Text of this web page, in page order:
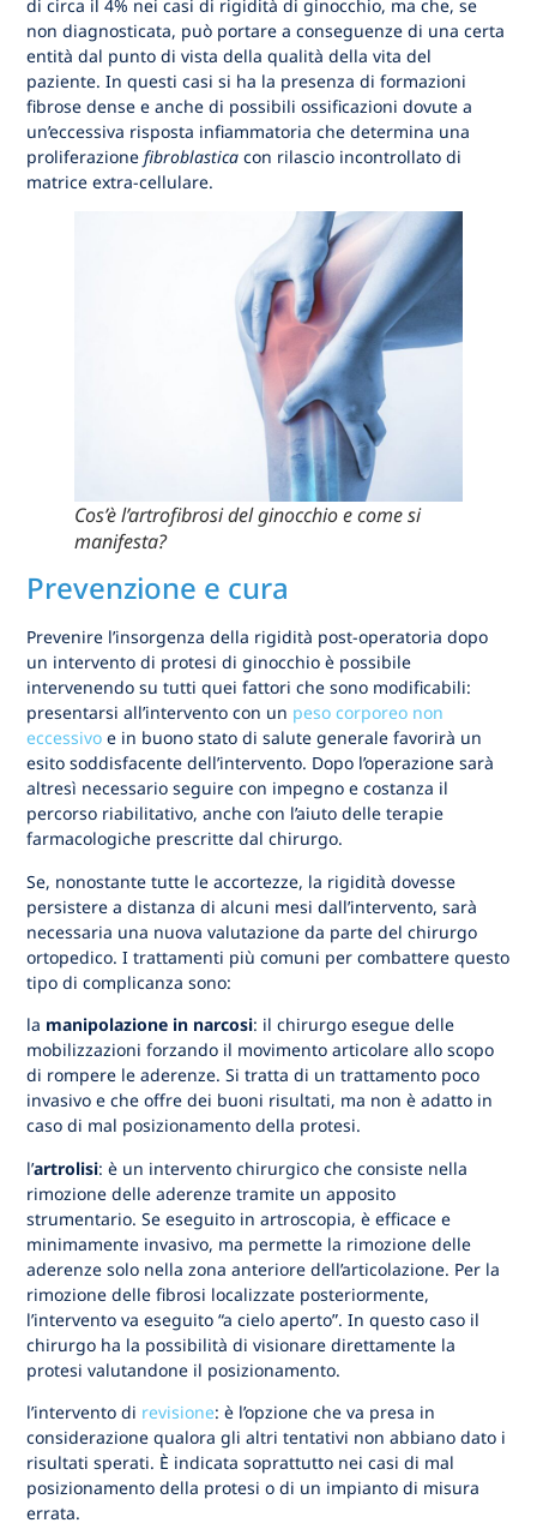
di circa il 4% nei casi di rigidità di ginocchio, ma che, se
non diagnosticata, può portare a conseguenze di una certa
entità dal punto di vista della qualità della vita del
paziente. In questi casi si ha la presenza di formazioni
fibrose dense e anche di possibili ossificazioni dovute a
un’eccessiva risposta infiammatoria che determina una
proliferazionefibroblastica con rilascio incontrollato di
matrice extra-cellulare.
Cos’è l’artrofibrosi del ginocchio e come si
manifesta?
Prevenzione e cura
Prevenire l’insorgenza della rigidità post-operatoria dopo
un intervento di protesi di ginocchio è possibile
intervenendo su tutti quei fattori che sono modificabili:
presentarsi all’intervento con un peso corporeo non
eccessivo e in buono stato di salute generale favorirà un
esito soddisfacente dell’intervento. Dopo l’operazione sarà
altresì necessario seguire con impegno e costanza il
percorso riabilitativo, anche con l’aiuto delle terapie
farmacologiche prescritte dal chirurgo.
Se, nonostante tutte le accortezze, la rigidità dovesse
persistere a distanza di alcuni mesi dall’intervento, sarà
necessaria una nuova valutazione da parte del chirurgo
ortopedico. I trattamenti più comuni per combattere questo
tipo di complicanza sono:
la manipolazione in narcosi: il chirurgo esegue delle
mobilizzazioni forzando il movimento articolare allo scopo
di rompere le aderenze. Si tratta di un trattamento poco
invasivo e che offre dei buoni risultati, ma non è adatto in
caso di mal posizionamento della protesi.
l’artrolisi: è un intervento chirurgico che consiste nella
rimozione delle aderenze tramite un apposito
strumentario. Se eseguito in artroscopia, è efficace e
minimamente invasivo, ma permette la rimozione delle
aderenze solo nella zona anteriore dell’articolazione. Per la
rimozione delle fibrosi localizzate posteriormente,
l’intervento va eseguito “a cielo aperto”. In questo caso il
chirurgo ha la possibilità di visionare direttamente la
protesi valutandone il posizionamento.
l’intervento di revisione: è l’opzione che va presa in
considerazione qualora gli altri tentativi non abbiano dato i
risultati sperati. È indicata soprattutto nei casi di mal
posizionamento della protesi o di un impianto di misura
errata.